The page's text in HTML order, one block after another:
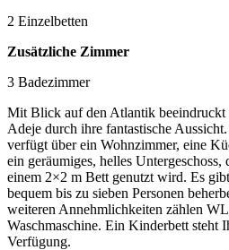
2 Einzelbetten
Zusätzliche Zimmer
3 Badezimmer
Mit Blick auf den Atlantik
Adeje durch ihre fantastische
verfügt über ein Wohnzimmer, eine
ein geräumiges, helles Untergeschoss,
einem 2×2 m Bett genutzt wird. Es
bequem bis zu sieben Personen
weiteren Annehmlichkeiten zählen
Waschmaschine. Ein Kinderbett steht
Verfügung.